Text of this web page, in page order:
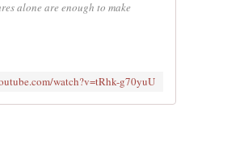
alone are enough to make
watch?v=tRhk-g70yuU